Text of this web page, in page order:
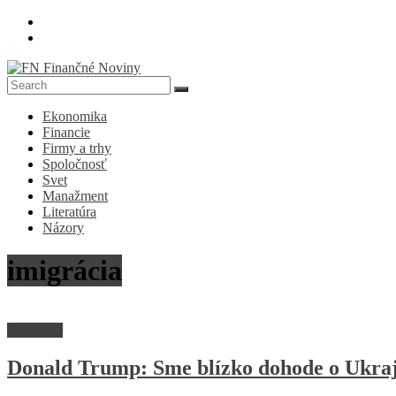
Skip
FN
Finančné
Noviny
Denník
ekonomike
spoločnosti
Ekonomika
Financie
Firmy a trhy
Spoločnosť
Svet
Manažment
Literatúra
Názory
imigrácia
Donald Trump: Sme blízko dohode o